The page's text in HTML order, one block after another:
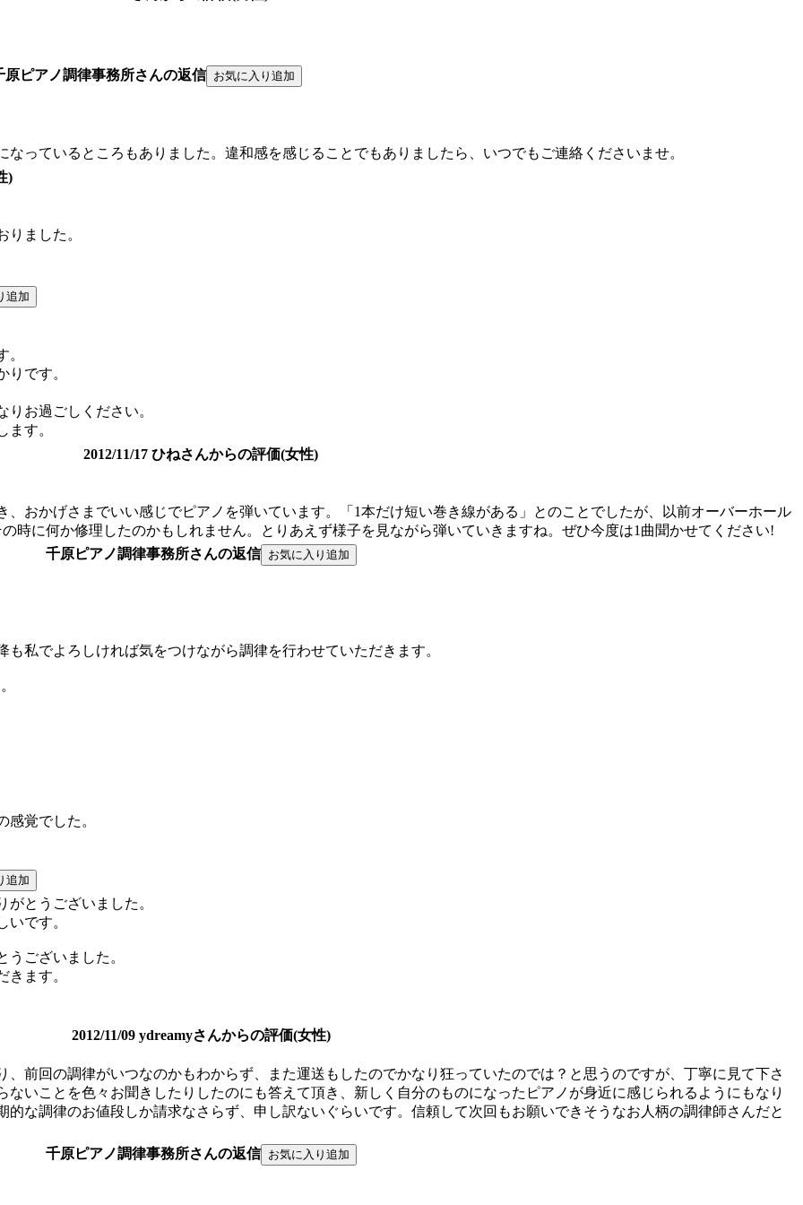
原ピアノ調律事務所さんの返信
っているところもありました。違和感を感じることでもありましたら、いつでもご連絡くださいませ。
)
ました。
。
です。
お過ごしください。
す。
2012/11/17 ひねさんからの評価(女性)
おかげさまでいい感じでピアノを弾いています。「1本だけ短い巻き線がある」とのことでしたが、以前オーバーホール
時に何か修理したのかもしれません。とりあえず様子を見ながら弾いていきますね。ぜひ今度は1曲聞かせてください!
千原ピアノ調律事務所さんの返信
私でよろしければ気をつけながら調律を行わせていただきます。
覚でした。
とうございました。
です。
ございました。
ます。
2012/11/09 ydreamyさんからの評価(女性)
前回の調律がいつなのかもわからず、また運送もしたのでかなり狂っていたのでは？と思うのですが、丁寧に見て下さ
いことを色々お聞きしたりしたのにも答えて頂き、新しく自分のものになったピアノが身近に感じられるようにもなり
な調律のお値段しか請求なさらず、申し訳ないぐらいです。信頼して次回もお願いできそうなお人柄の調律師さんだと
千原ピアノ調律事務所さんの返信